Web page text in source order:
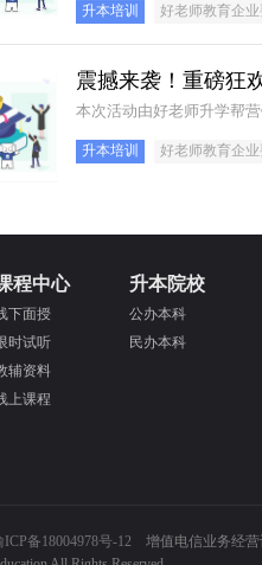
升本培训 好老师教育企业
震撼来袭！重磅狂
本次活动由好老师升学帮
升本培训 好老师教育企业
程中心
下面授
时试听
辅资料
上课程
升本院校
公办本科
民办本科
ICP备18004978号-12 增值电信业务经营